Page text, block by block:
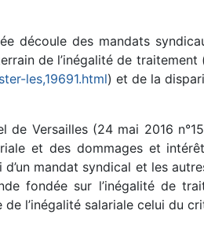
découle des mandats
de l’inégalité de
les,19691.html) et de la
de Versailles (24 mai 2016
et des dommages et
mandat syndical et les
fondée sur l’inégalité de
l’inégalité salariale celui du